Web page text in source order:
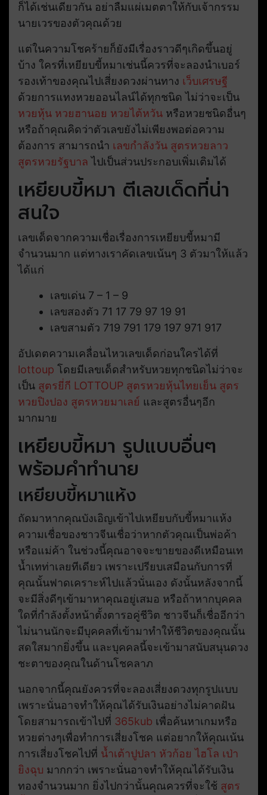
ก็ได้เช่นเดียวกัน อย่าลืมแผ่เมตตาให้กับเจ้ากรรม
นายเวรของตัวคุณด้วย
แต่ในความโชคร้ายก็ยังมีเรื่องราวดีๆเกิดขึ้นอยู่
บ้าง ใครที่เหยียบขี้หมาเช่นนี้ควรที่จะลองนำเบอร์
รองเท้าของคุณไปเสี่ยงดวงผ่านทาง เว็บเศรษฐี
ด้วยการแทงหวยออนไลน์ได้ทุกชนิด ไม่ว่าจะเป็น
หวยหุ้น หวยฮานอย หวยไต้หวัน หรือหวยชนิดอื่นๆ
หรือถ้าคุณคิดว่าตัวเลขยังไม่เพียงพอต่อความ
ต้องการ สามารถนำ เลขกำลังวัน สูตรหวยลาว
สูตรหวยรัฐบาล ไปเป็นส่วนประกอบเพิ่มเติมได้
เหยียบขี้หมา ตีเลขเด็ดที่น่า
สนใจ
เลขเด็ดจากความเชื่อเรื่องการเหยียบขี้หมามี
จำนวนมาก แต่ทางเราคัดเลขเน้นๆ 3 ตัวมาให้แล้ว
ได้แก่
เลขเด่น 7 – 1 – 9
เลขสองตัว 71 17 79 97 19 91
เลขสามตัว 719 791 179 197 971 917
อัปเดตความเคลื่อนไหวเลขเด็ดก่อนใครได้ที่
lottoup โดยมีเลขเด็ดสำหรับหวยทุกชนิดไม่ว่าจะ
เป็น สูตรยี่กี LOTTOUP สูตรหวยหุ้นไทยเย็น สูตร
หวยปิงปอง สูตรหวยมาเลย์ และสูตรอื่นๆอีก
มากมาย
เหยียบขี้หมา รูปแบบอื่นๆ
พร้อมคำทำนาย
เหยียบขี้หมาแห้ง
ถัดมาหากคุณบังเอิญเข้าไปเหยียบกับขี้หมาแห้ง
ความเชื่อของชาวจีนเชื่อว่าหากตัวคุณเป็นพ่อค้า
หรือแม่ค้า ในช่วงนี้คุณอาจจะขายของดีเหมือนเท
น้ำเทท่าเลยทีเดียว เพราะเปรียบเสมือนกับการที่
คุณนั้นฟาดเคราะห์ไปแล้วนั่นเอง ดังนั้นหลังจากนี้
จะมีสิ่งดีๆเข้ามาหาคุณอยู่เสมอ หรือถ้าหากบุคคล
ใดที่กำลังตั้งหน้าตั้งตารอคู่ชีวิต ชาวจีนก็เชื่ออีกว่า
ไม่นานนักจะมีบุคคลที่เข้ามาทำให้ชีวิตของคุณนั้น
สดใสมากยิ่งขึ้น และบุคคลนี้จะเข้ามาสนับสนุนดวง
ชะตาของคุณในด้านโชคลาภ
นอกจากนี้คุณยังควรที่จะลองเสี่ยงดวงทุกรูปแบบ
เพราะนั่นอาจทำให้คุณได้รับเงินอย่างไม่คาดฝัน
โดยสามารถเข้าไปที่ 365kub เพื่อค้นหาเกมหรือ
หวยต่างๆเพื่อทำการเสี่ยงโชค แต่อยากให้คุณเน้น
การเสี่ยงโชคไปที่ น้ำเต้าปูปลา หัวก้อย ไฮโล เป่า
ยิงฉุบ มากกว่า เพราะนั่นอาจทำให้คุณได้รับเงิน
ทองจำนวนมาก ยิ่งไปกว่านั้นคุณควรที่จะใช้ สูตร